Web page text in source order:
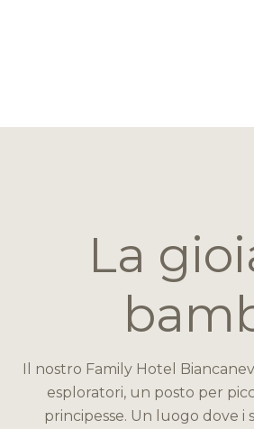
La
Il nostro Family Hotel
esploratori, un posto per
principesse. Un luogo dove i